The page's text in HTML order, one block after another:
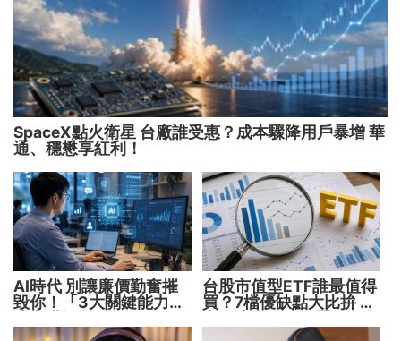
SpaceX點火衛星 台廠誰受惠？成本驟降用戶暴增 華
通、穩懋享紅利！
AI時代 別讓廉價勤奮摧
毀你！「3大關鍵能力」
台股市值型ETF誰最值得
買？7檔優缺點大比拚 找